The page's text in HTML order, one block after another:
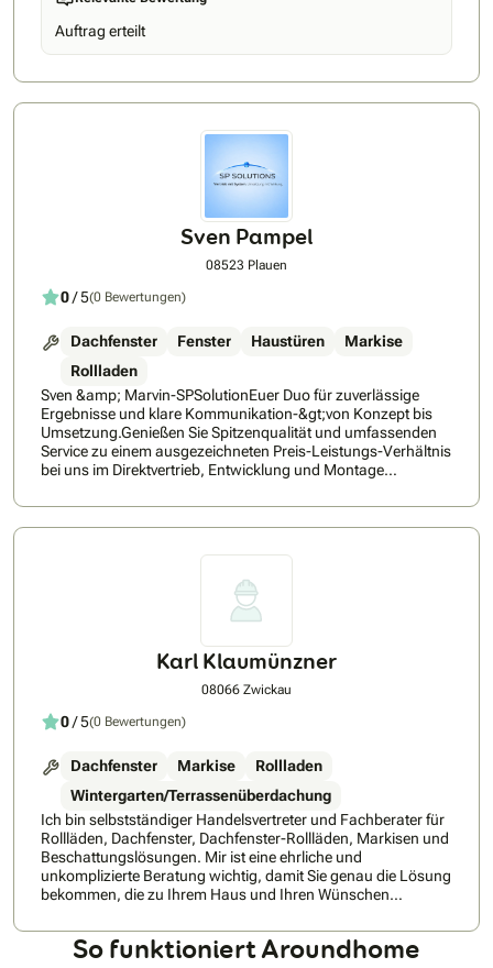
Produktvielfalt von VELUX und lassen Sie sich von uns
beraten. Buchen Sie ihre Beratung direkt hier beim VELUX
Beratungsservice: Bookings – – Outlook
Auftrag erteilt
Sven Pampel
08523 Plauen
0/ 5(0 Bewertungen)
Dachfenster Fenster Haustüren
Markise
Rollladen
Sven &amp; Marvin-SPSolutionEuer Duo für zuverlässige
Ergebnisse und klare Kommunikation-&gt;von Konzept bis
Umsetzung.Genießen Sie Spitzenqualität und umfassenden
Service zu einem ausgezeichneten Preis-Leistungs-Verhältnis
bei uns im Direktvertrieb, Entwicklung und Montage
üblichen Zwischenhandels. Entdecken Sie bei uns alle
Vorteile auf einen Blick!
Karl Klaumünzner
08066 Zwickau
0/ 5(0 Bewertungen)
Dachfenster Markise
Rollladen
Wintergarten/Terrassenüberdachung
Ich bin selbstständiger Handelsvertreter und Fachberater für
Rollläden, Dachfenster, Dachfenster-Rollläden, Markisen und
Beschattungslösungen. Mir ist eine ehrliche und
unkomplizierte Beratung wichtig, damit Sie genau die Lösung
bekommen, die zu Ihrem Haus und Ihren Wünschen
Ort an und besprechen die verschiedenen Möglichkeiten. Ob
Sonnenschutz, Sichtschutz, Energieeinsparung oder mehr
So funktioniert Aroundhome